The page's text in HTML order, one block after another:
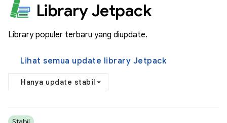
Library Jetpack
Library populer terbaru yang diupdate.
Lihat semua update library Jetpack
Hanya update stabil